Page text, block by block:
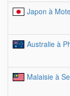
Japon à
Australie à
Malaisie à